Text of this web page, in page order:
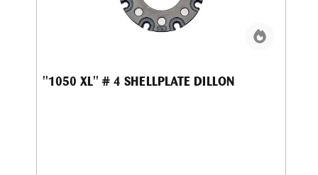
''1050 XL'' # 4 SHELLPLATE DILLON